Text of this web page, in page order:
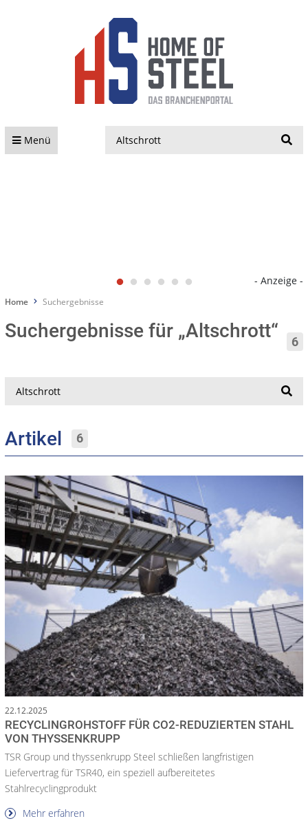
Menü
- Anzeige -
Home Suchergebnisse
Suchergebnisse für „Altschrott“ 6
Artikel 6
22.12.2025
RECYCLINGROHSTOFF FÜR CO2-REDUZIERTEN STAHL
VON THYSSENKRUPP
TSR Group und thyssenkrupp Steel schließen langfristigen
Liefervertrag für TSR40, ein speziell aufbereitetes
Stahlrecyclingprodukt
Mehr erfahren